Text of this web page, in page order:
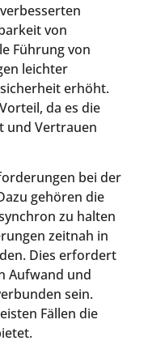
von
Führung von
leichter
erhöht.
da es die
und Vertrauen
bei der
gehören die
zu halten
zeitnah in
Dies erfordert
Aufwand und
sein.
Fällen die